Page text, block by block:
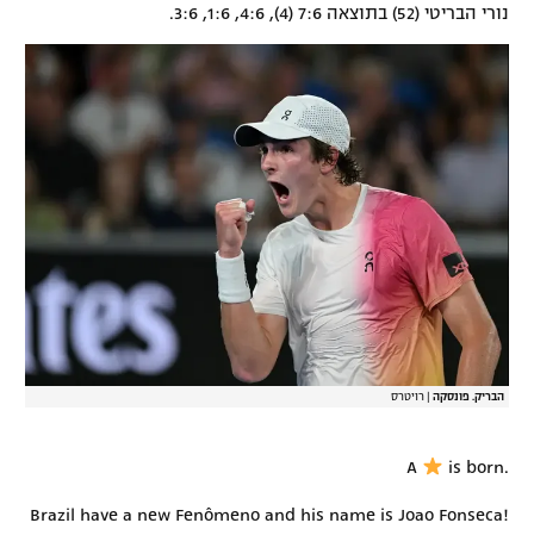
נורי הבריטי (52) בתוצאה 7:6 (4), 4:6, 1:6, 3:6.
הבריק. פונסקה רויטרס
A is born.
Brazil have a new Fenômeno and his name is Joao Fonseca!